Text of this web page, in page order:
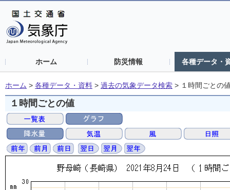
ホーム 防災情報 各種データ・
ホーム > 各種データ・資料 > 過去の気象データ検索 > １時間ごとの
１時間ごとの値